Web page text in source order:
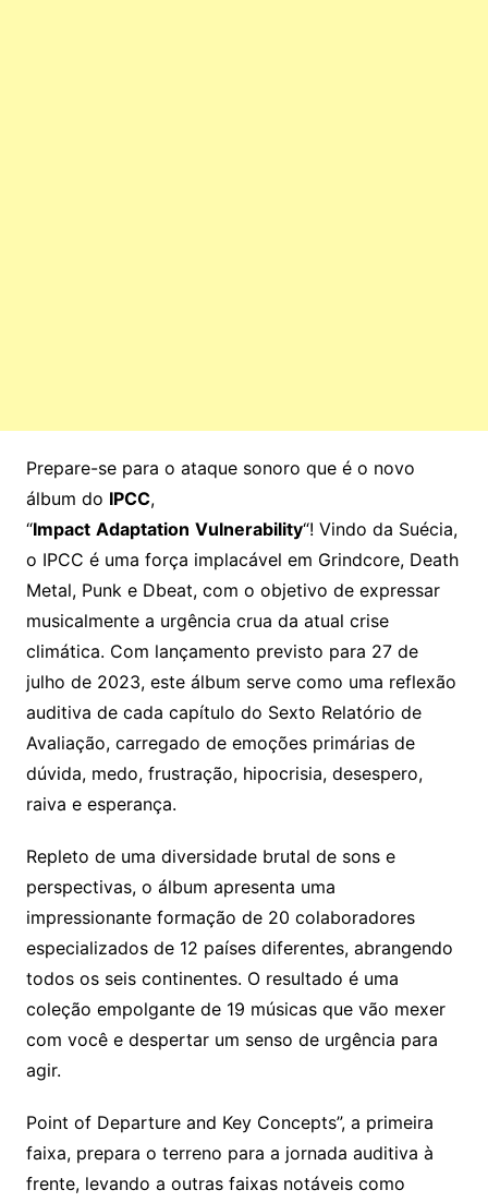
Prepare-se para o ataque sonoro que é o novo
álbum do IPCC,
“Impact Adaptation Vulnerability“! Vindo da Suécia,
o IPCC é uma força implacável em Grindcore, Death
Metal, Punk e Dbeat, com o objetivo de expressar
musicalmente a urgência crua da atual crise
climática. Com lançamento previsto para 27 de
julho de 2023, este álbum serve como uma reflexão
auditiva de cada capítulo do Sexto Relatório de
Avaliação, carregado de emoções primárias de
dúvida, medo, frustração, hipocrisia, desespero,
raiva e esperança.
Repleto de uma diversidade brutal de sons e
perspectivas, o álbum apresenta uma
impressionante formação de 20 colaboradores
especializados de 12 países diferentes, abrangendo
todos os seis continentes. O resultado é uma
coleção empolgante de 19 músicas que vão mexer
com você e despertar um senso de urgência para
agir.
Point of Departure and Key Concepts”, a primeira
faixa, prepara o terreno para a jornada auditiva à
frente, levando a outras faixas notáveis como